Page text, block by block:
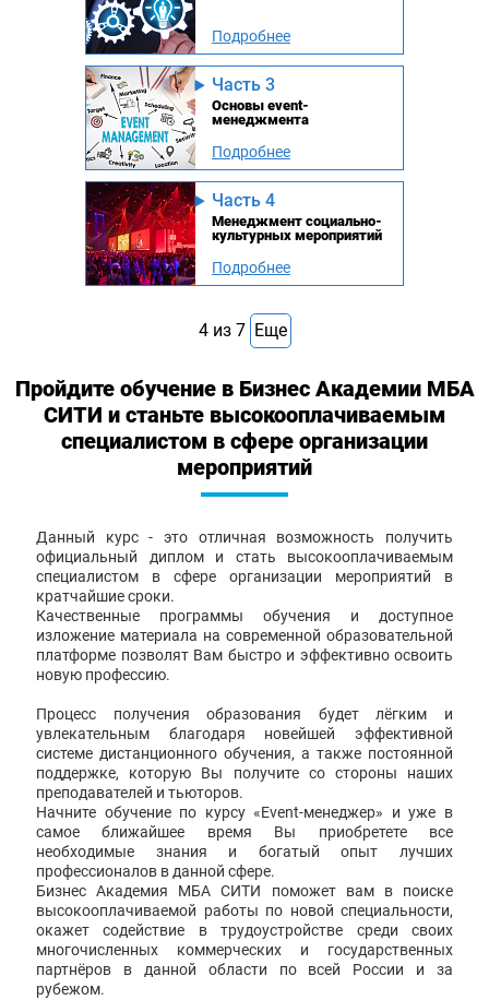
Подробнее
Часть 3
Основы event-
менеджмента
Подробнее
Часть 4
Менеджмент социально-
культурных мероприятий
Подробнее
4из 7 Еще
Пройдите обучение в Бизнес Академии МБА
СИТИ и станьте высокооплачиваемым
специалистом в сфере организации
мероприятий
Данный курс - это отличная возможность получить
официальный диплом и стать высокооплачиваемым
специалистом в сфере организации мероприятий в
кратчайшие сроки.
Качественные программы обучения и доступное
изложение материала на современной образовательной
платформе позволят Вам быстро и эффективно освоить
новую профессию.
Процесс получения образования будет лёгким и
увлекательным благодаря новейшей эффективной
системе дистанционного обучения, а также постоянной
поддержке, которую Вы получите со стороны наших
преподавателей и тьюторов.
Начните обучение по курсу «Event-менеджер» и уже в
самое ближайшее время Вы приобретете все
необходимые знания и богатый опыт лучших
профессионалов в данной сфере.
Бизнес Академия МБА СИТИ поможет вам в поиске
высокооплачиваемой работы по новой специальности,
окажет содействие в трудоустройстве среди своих
многочисленных коммерческих и государственных
партнёров в данной области по всей России и за
рубежом.